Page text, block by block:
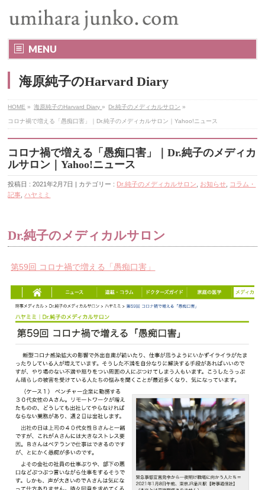
MENU
海原純子のHarvard Diary
HOME » 海原純子のHarvard Diary» Dr.純子のメディカルサロン »
コロナ禍で増える「愚痴口害」｜Dr.純子のメディカルサロン｜Yahoo!ニュース
コロナ禍で増える「愚痴口害」｜Dr.純子のメディカ
ルサロン｜Yahoo!ニュース
投稿日 : 2021年2月7日 | カテゴリー : Dr.純子のメディカルサロン お知らせ
コラム・
記事 ハヤミミ
Dr.純子のメディカルサロン
第59回 コロナ禍で増える「愚痴口害」